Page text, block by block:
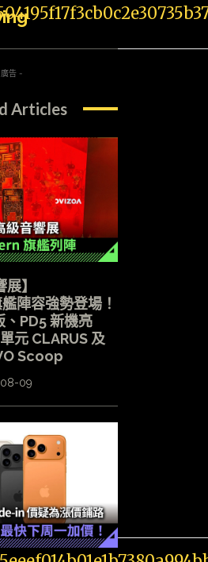
告 -
Articles
】
陣容強勢登場！
PD5 新機亮
元 CLARUS 及
Scoop
09